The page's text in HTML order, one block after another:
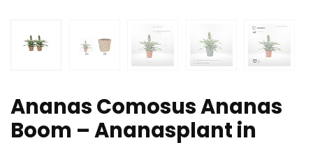
Ananas Comosus Ananas
Boom – Ananasplant in